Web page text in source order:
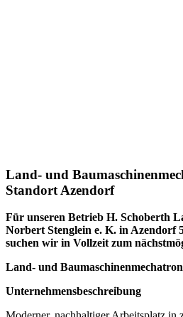
Land- und
Standort Azendorf
Für unseren Betrieb H. Schoberth
Norbert Stenglein e. K. in Azendorf
suchen wir in Vollzeit zum
Land- und
Unternehmensbeschreibung